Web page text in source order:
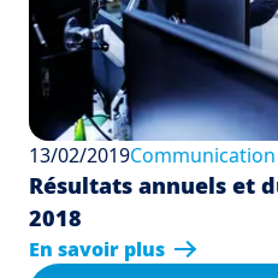
13/02/2019
Résultats annuels et
2018
En savoir plus